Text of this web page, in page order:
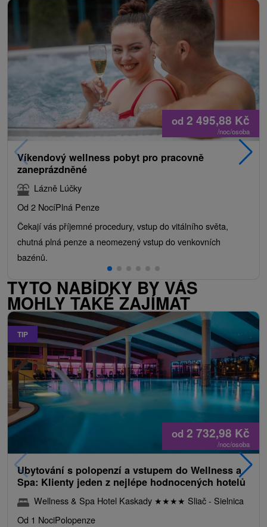
od 2 495,88 Kč
/noc/osoba
Víkendový wellness pobyt pro pracovně
zaneprázdněné
Lázně Lúčky
Od 2 NocíPlná Penze
Čekají vás příjemné procedury, vstup do vitálního světa,
chutná plná penze a neomezený vstup do venkovních
bazénů.
TYTO NABÍDKY BY VÁS
MOHLY TAKÉ ZAJÍMAT
TIP
od 2 732,98 Kč
/noc/osoba
Ubytování s polopenzí a vstupem do Wellness a
Spa: Klienty jeden z nejlépe hodnocených hotelů
Wellness & Spa Hotel Kaskady ★★★★ Sliač - Sielnica
Od 1 NociPolopenze